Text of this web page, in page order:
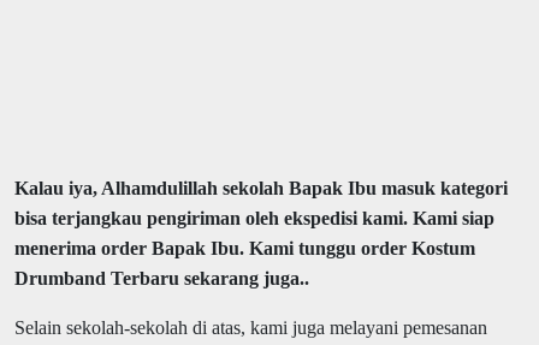
Kalau iya, Alhamdulillah sekolah Bapak Ibu masuk kategori
bisa terjangkau pengiriman oleh ekspedisi kami. Kami siap
menerima order Bapak Ibu. Kami tunggu order Kostum
Drumband Terbaru sekarang juga..
Selain sekolah-sekolah di atas, kami juga melayani pemesanan